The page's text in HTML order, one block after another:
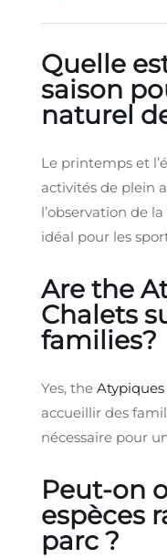
Quelle
saison
naturel
Le printemps et
activités de plein
l’observation de
idéal pour les
Are the
Chalets
families?
Yes, the
accueillir des
nécessaire pour
Peut-on
espèces
parc ?